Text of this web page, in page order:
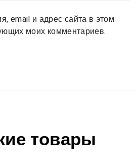
email и адрес сайта в этом
моих комментариев.
товары